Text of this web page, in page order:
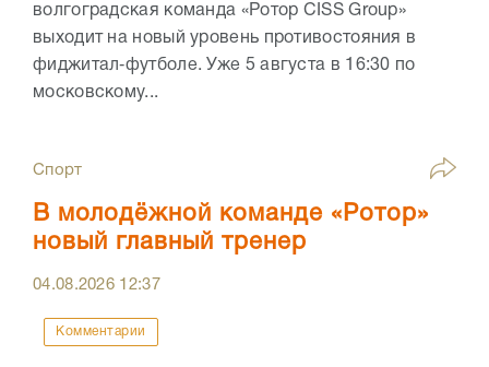
волгоградская команда «Ротор CISS Group»
выходит на новый уровень противостояния в
фиджитал‑футболе. Уже 5 августа в 16:30 по
московскому...
Спорт
В молодёжной команде «Ротор»
новый главный тренер
04.08.2026 12:37
Комментарии